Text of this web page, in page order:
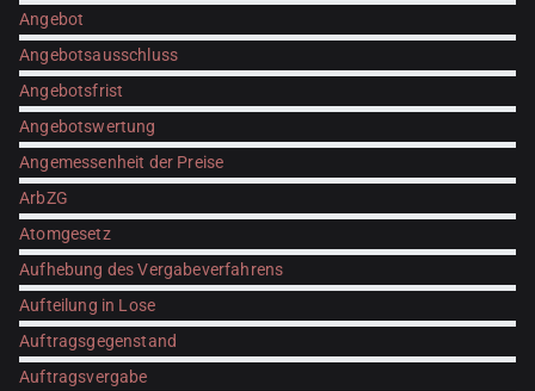
Angebot
Angebotsausschluss
Angebotsfrist
Angebotswertung
Angemessenheit der Preise
ArbZG
Atomgesetz
Aufhebung des Vergabeverfahrens
Aufteilung in Lose
Auftragsgegenstand
Auftragsvergabe